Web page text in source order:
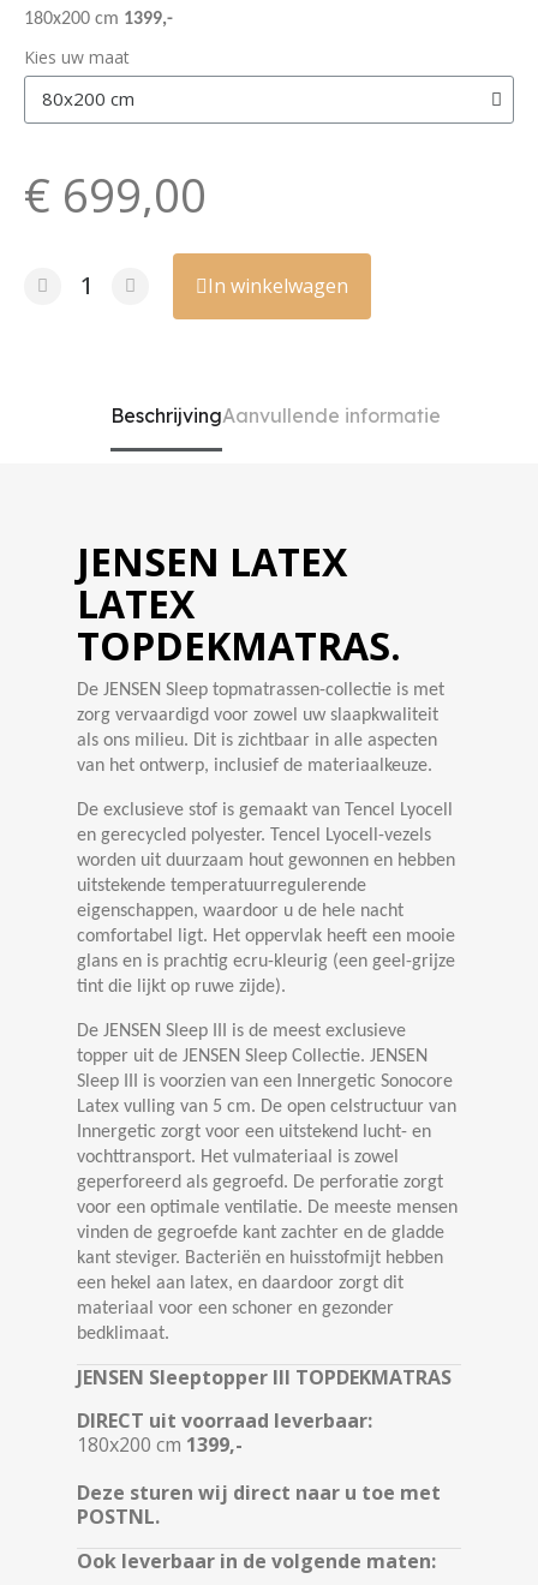
180x200 cm 1399,-
Kies uw maat
€ 699,00
In winkelwagen
BeschrijvingAanvullende informatie
JENSEN LATEX
LATEX
TOPDEKMATRAS.
De JENSEN Sleep topmatrassen-collectie is met
zorg vervaardigd voor zowel uw slaapkwaliteit
als ons milieu. Dit is zichtbaar in alle aspecten
van het ontwerp, inclusief de materiaalkeuze.
De exclusieve stof is gemaakt van Tencel Lyocell
en gerecycled polyester. Tencel Lyocell-vezels
worden uit duurzaam hout gewonnen en hebben
uitstekende temperatuurregulerende
eigenschappen, waardoor u de hele nacht
comfortabel ligt. Het oppervlak heeft een mooie
glans en is prachtig ecru-kleurig (een geel-grijze
tint die lijkt op ruwe zijde).
De JENSEN Sleep III is de meest exclusieve
topper uit de JENSEN Sleep Collectie. JENSEN
Sleep III is voorzien van een Innergetic Sonocore
Latex vulling van 5 cm. De open celstructuur van
Innergetic zorgt voor een uitstekend lucht- en
vochttransport. Het vulmateriaal is zowel
geperforeerd als gegroefd. De perforatie zorgt
voor een optimale ventilatie. De meeste mensen
vinden de gegroefde kant zachter en de gladde
kant steviger. Bacteriën en huisstofmijt hebben
een hekel aan latex, en daardoor zorgt dit
materiaal voor een schoner en gezonder
bedklimaat.
JENSEN Sleeptopper III TOPDEKMATRAS
DIRECT uit voorraad leverbaar:
180x200 cm 1399,-
Deze sturen wij direct naar u toe met
POSTNL.
Ook leverbaar in de volgende maten: